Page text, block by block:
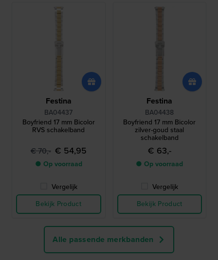
Festina
BA04437
Boyfriend 17 mm Bicolor
RVS schakelband
€ 70,- € 54,95
● Op voorraad
Vergelijk
Bekijk Product
Festina
BA04438
Boyfriend 17 mm Bicolor
zilver-goud staal
schakelband
€ 63,-
● Op voorraad
Vergelijk
Bekijk Product
Alle passende merkbanden